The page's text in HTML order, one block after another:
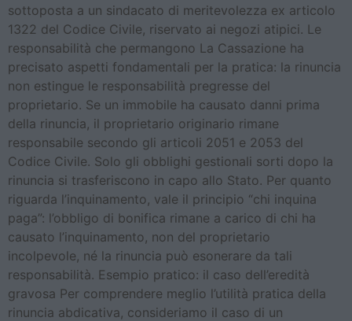
sottoposta a un sindacato di meritevolezza ex articolo
1322 del Codice Civile, riservato ai negozi atipici. Le
responsabilità che permangono La Cassazione ha
precisato aspetti fondamentali per la pratica: la rinuncia
non estingue le responsabilità pregresse del
proprietario. Se un immobile ha causato danni prima
della rinuncia, il proprietario originario rimane
responsabile secondo gli articoli 2051 e 2053 del
Codice Civile. Solo gli obblighi gestionali sorti dopo la
rinuncia si trasferiscono in capo allo Stato. Per quanto
riguarda l’inquinamento, vale il principio “chi inquina
paga”: l’obbligo di bonifica rimane a carico di chi ha
causato l’inquinamento, non del proprietario
incolpevole, né la rinuncia può esonerare da tali
responsabilità. Esempio pratico: il caso dell’eredità
gravosa Per comprendere meglio l’utilità pratica della
rinuncia abdicativa, consideriamo il caso di un